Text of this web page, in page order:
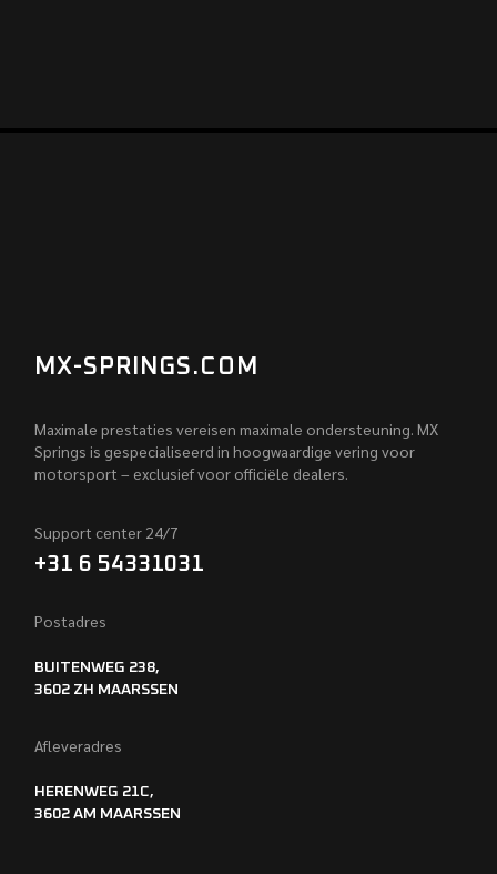
MX-SPRINGS.COM
Maximale prestaties vereisen maximale ondersteuning. MX
Springs is gespecialiseerd in hoogwaardige vering voor
motorsport – exclusief voor officiële dealers.
Support center 24/7
+31 6 54331031
Postadres
BUITENWEG 238,
3602 ZH MAARSSEN
Afleveradres
HERENWEG 21C,
3602 AM MAARSSEN